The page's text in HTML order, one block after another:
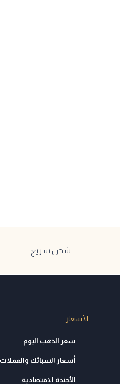
شحن سريع
الأسعار
سعر الذهب اليوم
أسعار السبائك والعملات
الأجندة الاقتصادية